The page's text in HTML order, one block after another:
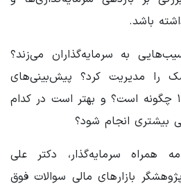
باشد.
به سرمایه‌گذاران می‌زند؟
را مدیریت کرد؟ پیش‌بینی‌های
اقتصاد کلان از سال ۱۴۰۳ چگونه است؟ و بهتر است در کدام
بیشتری انجام شود؟
همراه سرمایه‌گذار، دکتر علی
بازارهای مالی سوالات فوق